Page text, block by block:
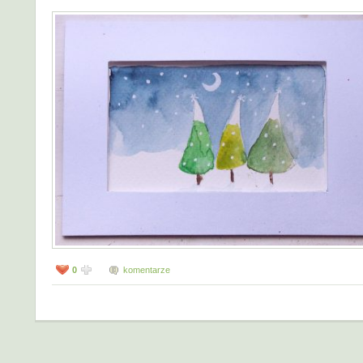
0 komentarze